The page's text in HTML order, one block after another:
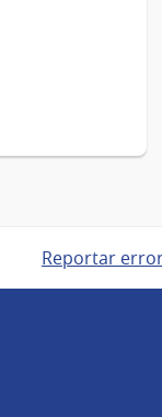
Reportar